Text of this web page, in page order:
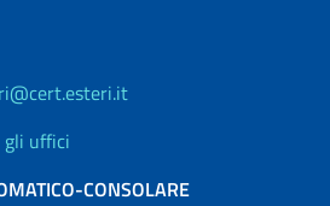
gli uffici
CONSOLARE